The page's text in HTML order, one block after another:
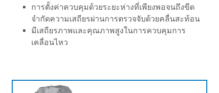
การตั้งค่าควบคุมด้วยระยะห่างที่เพียงพอจนถึงขีด
จำกัดความเสถียรผ่านการตรวจจับด้วยคลื่นสะท้อน
มีเสถียรภาพและคุณภาพสูงในการควบคุมการ
เคลื่อนไหว